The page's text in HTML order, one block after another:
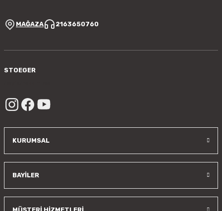
MAĞAZA 2163650760
STOEGER
KURUMSAL
BAYİLER